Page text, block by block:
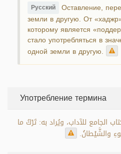
Русский Оставление,
земли в другую. От
которому является
стало употребляться в
одной земли в другую.
Употребление термина
للآداب، ويُراد به: تَرْكُ ما
والشَّيْطانُ.